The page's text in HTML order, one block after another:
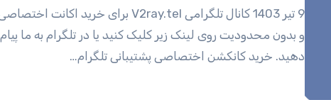
9 تیر 1403 کانال تلگرامی V2ray.tel برای خرید اکانت اختصاصی
و بدون محدودیت روی لینک زیر کلیک کنید یا در تلگرام به ما پیام
دهید. خرید کانکشن اختصاصی پشتیبانی تلگرام…